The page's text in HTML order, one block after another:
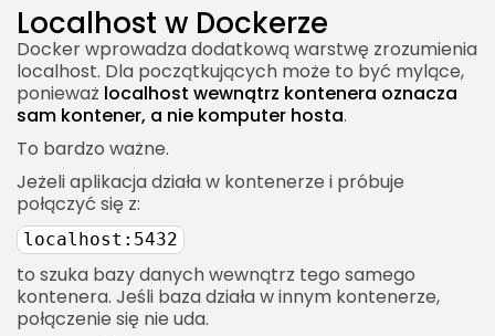
Localhost w Dockerze
Docker wprowadza dodatkową warstwę zrozumienia
localhost. Dla początkujących może to być mylące,
ponieważ localhost wewnątrz kontenera oznacza
sam kontener, a nie komputer hosta.
To bardzo ważne.
Jeżeli aplikacja działa w kontenerze i próbuje
połączyć się z:
localhost:5432
to szuka bazy danych wewnątrz tego samego
kontenera. Jeśli baza działa w innym kontenerze,
połączenie się nie uda.